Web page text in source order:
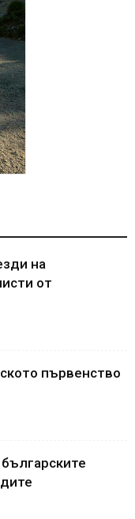
на
от
първенство